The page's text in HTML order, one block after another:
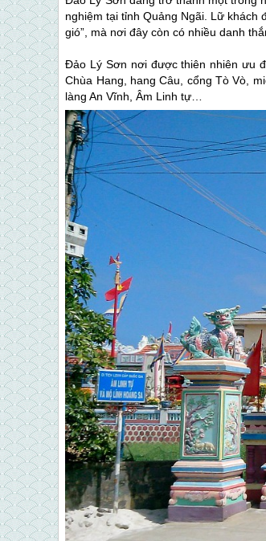
nghiệm tại tỉnh Quảng Ngãi. Lữ khách
gió”, mà nơi đây còn có nhiều danh
Đảo Lý Sơn nơi được thiên nhiên ưu
Chùa Hang, hang Câu, cổng Tò Vò,
làng An Vĩnh, Âm Linh tự…